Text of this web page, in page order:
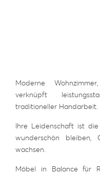
Moderne
verknüpft
traditioneller Handarbeit.
Ihre Leidenschaft ist
wunderschön
wachsen.
Möbel in Balance für